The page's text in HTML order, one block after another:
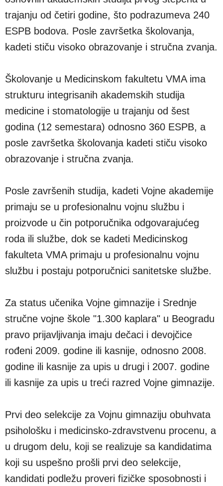
trajanju od četiri godine, što podrazumeva 240
ESPB bodova. Posle završetka školovanja,
kadeti stiču visoko obrazovanje i stručna zvanja.
Školovanje u Medicinskom fakultetu VMA ima
strukturu integrisanih akademskih studija
medicine i stomatologije u trajanju od šest
godina (12 semestara) odnosno 360 ESPB, a
posle završetka školovanja kadeti stiču visoko
obrazovanje i stručna zvanja.
Posle završenih studija, kadeti Vojne akademije
primaju se u profesionalnu vojnu službu i
proizvode u čin potporučnika odgovarajućeg
roda ili službe, dok se kadeti Medicinskog
fakulteta VMA primaju u profesionalnu vojnu
službu i postaju potporučnici sanitetske službe.
Za status učenika Vojne gimnazije i Srednje
stručne vojne škole "1.300 kaplara" u Beogradu
pravo prijavljivanja imaju dečaci i devojčice
rođeni 2009. godine ili kasnije, odnosno 2008.
godine ili kasnije za upis u drugi i 2007. godine
ili kasnije za upis u treći razred Vojne gimnazije.
Prvi deo selekcije za Vojnu gimnaziju obuhvata
psihološku i medicinsko-zdravstvenu procenu, a
u drugom delu, koji se realizuje sa kandidatima
koji su uspešno prošli prvi deo selekcije,
kandidati podležu proveri fizičke sposobnosti i